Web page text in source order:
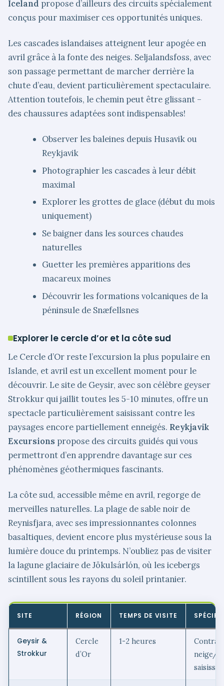
Iceland propose d’ailleurs des circuits spécialement
conçus pour maximiser ces opportunités uniques.
Les cascades islandaises atteignent leur apogée en
avril grâce à la fonte des neiges. Seljalandsfoss, avec
son passage permettant de marcher derrière la
chute d’eau, devient particulièrement spectaculaire.
Attention toutefois, le chemin peut être glissant –
des chaussures adaptées sont indispensables!
Observer les baleines depuis Husavik ou
Reykjavik
Photographier les cascades à leur débit
maximal
Explorer les grottes de glace (début du mois
uniquement)
Se baigner dans les sources chaudes
naturelles
Guetter les premières apparitions des
macareux moines
Découvrir les formations volcaniques de la
péninsule de Snæfellsnes
Explorer le cercle d’or et la côte sud
Le Cercle d’Or reste l’excursion la plus populaire en
Islande, et avril est un excellent moment pour le
découvrir. Le site de Geysir, avec son célèbre geyser
Strokkur qui jaillit toutes les 5-10 minutes, offre un
spectacle particulièrement saisissant contre les
paysages encore partiellement enneigés. Reykjavik
Excursions propose des circuits guidés qui vous
permettront d’en apprendre davantage sur ces
phénomènes géothermiques fascinants.
La côte sud, accessible même en avril, regorge de
merveilles naturelles. La plage de sable noir de
Reynisfjara, avec ses impressionnantes colonnes
basaltiques, devient encore plus mystérieuse sous la
lumière douce du printemps. N’oubliez pas de visiter
la lagune glaciaire de Jökulsárlón, où les icebergs
scintillent sous les rayons du soleil printanier.
SITE RÉGION TEMPS DE VISITE
Geysir &
Strokkur
Cercle
d’Or
1-2 heures
neige/